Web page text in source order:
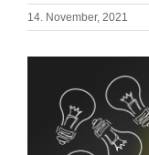
14. November, 2021